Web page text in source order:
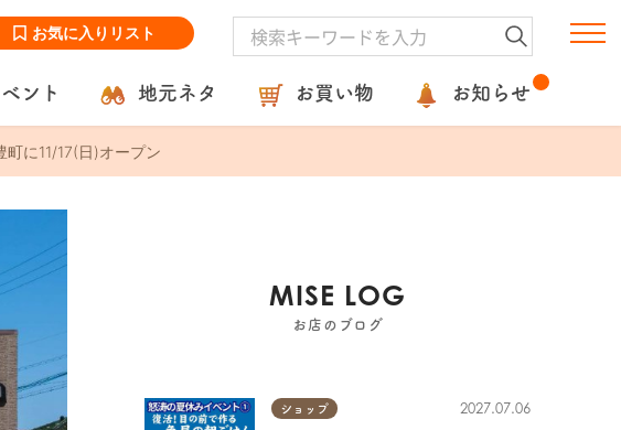
お気に入りリスト
ント 地元ネタ お買い物 お知らせ
に11/17(日)オープン
MISE LOG
お店のブログ
ショップ 2027.07.06